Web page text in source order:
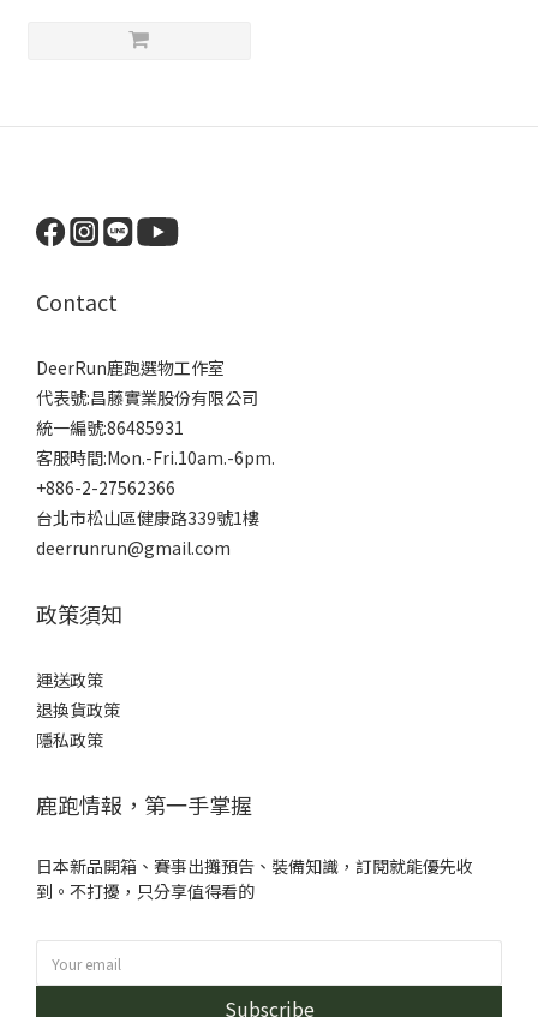
Contact
DeerRun鹿跑選物工作室
代表號:昌藤實業股份有限公司
統一編號:86485931
客服時間:Mon.-Fri.10am.-6pm.
+886-2-27562366
台北市松山區健康路339號1樓
deerrunrun@gmail.com
政策須知
運送政策
退換貨政策
隱私政策
鹿跑情報，第一手掌握
日本新品開箱、賽事出攤預告、裝備知識，訂閱就能優先收
到。不打擾，只分享值得看的
Subscribe